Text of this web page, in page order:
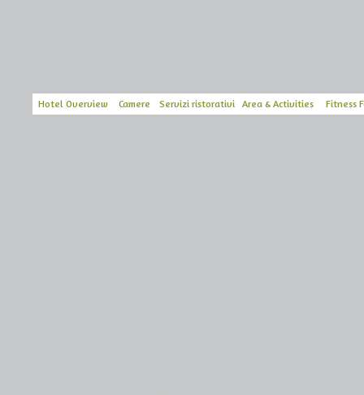
Hotel Overview Camere Servizi ristorativi Area & Activities Fitness